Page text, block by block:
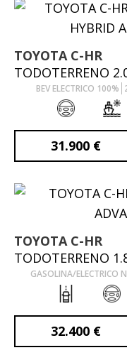
TOYOTA C-HR
BEV ELECTRICO 100%
31.900 €
TOYOTA C-HR
GASOLINA/ELECTRICO
32.400 €